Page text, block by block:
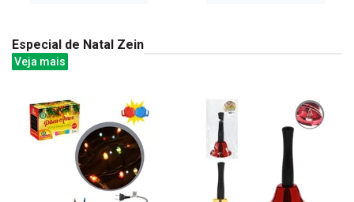
Especial de Natal Zein
Veja mais